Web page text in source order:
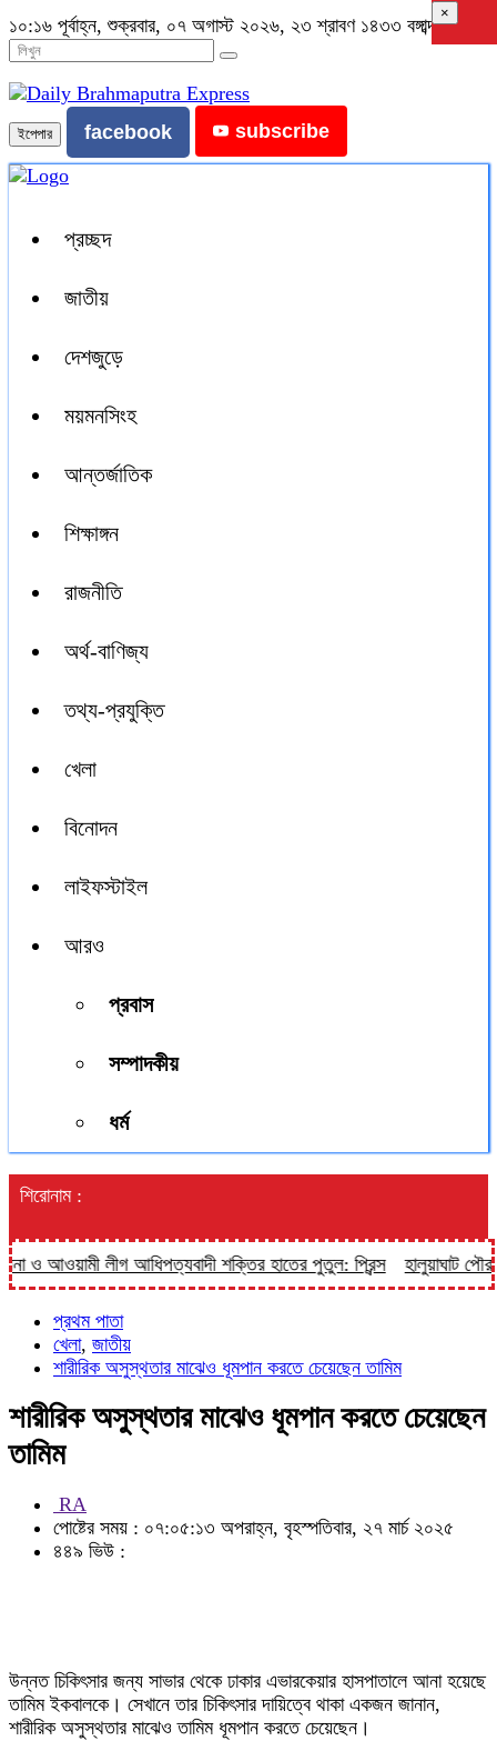
১০:১৬ পূর্বাহ্ন, শুক্রবার, ০৭ অগাস্ট ২০২৬, ২৩ শ্রাবণ ১৪৩৩ বঙ্গাব্দ
ইপেপার facebook subscribe
প্রচ্ছদ
জাতীয়
দেশজুড়ে
ময়মনসিংহ
আন্তর্জাতিক
শিক্ষাঙ্গন
রাজনীতি
অর্থ-বাণিজ্য
তথ্য-প্রযুক্তি
খেলা
বিনোদন
লাইফস্টাইল
আরও
প্রবাস
সম্পাদকীয়
ধর্ম
শিরোনাম :
ও আওয়ামী লীগ আধিপত্যবাদী শক্তির হাতের পুতুল: প্রিন্স হালুয়াঘাট
×
প্রথম পাতা
খেলা, জাতীয়
শারীরিক অসুস্থতার মাঝেও ধূমপান করতে চেয়েছেন তামিম
শারীরিক অসুস্থতার মাঝেও ধূমপান করতে চেয়েছেন
তামিম
RA
পোষ্টের সময় : ০৭:০৫:১৩ অপরাহ্ন, বৃহস্পতিবার, ২৭ মার্চ ২০২৫
৪৪৯ ভিউ :
উন্নত চিকিৎসার জন্য সাভার থেকে ঢাকার এভারকেয়ার হাসপাতালে আনা হয়েছে
তামিম ইকবালকে। সেখানে তার চিকিৎসার দায়িত্বে থাকা একজন জানান,
শারীরিক অসুস্থতার মাঝেও তামিম ধূমপান করতে চেয়েছেন।